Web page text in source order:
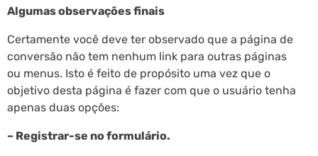
Algumas observações finais
Certamente você deve ter observado que a página de
conversão não tem nenhum link para outras páginas
ou menus. Isto é feito de propósito uma vez que o
objetivo desta página é fazer com que o usuário tenha
apenas duas opções:
– Registrar-se no formulário.